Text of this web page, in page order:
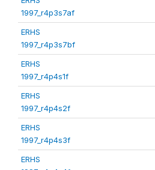
1997_r4p3s7af
ERHS
1997_r4p3s7bf
ERHS
1997_r4p4s1f
ERHS
1997_r4p4s2f
ERHS
1997_r4p4s3f
ERHS